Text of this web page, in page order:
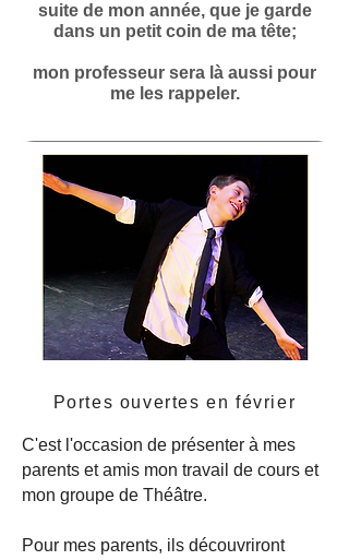
suite de mon année, que je garde
dans un petit coin de ma tête;
mon professeur sera là aussi pour
me les rappeler.
Portes ouvertes en février
C'est l'occasion de présenter à mes
parents et amis mon travail de cours et
mon groupe de Théâtre.
Pour mes parents, ils découvriront